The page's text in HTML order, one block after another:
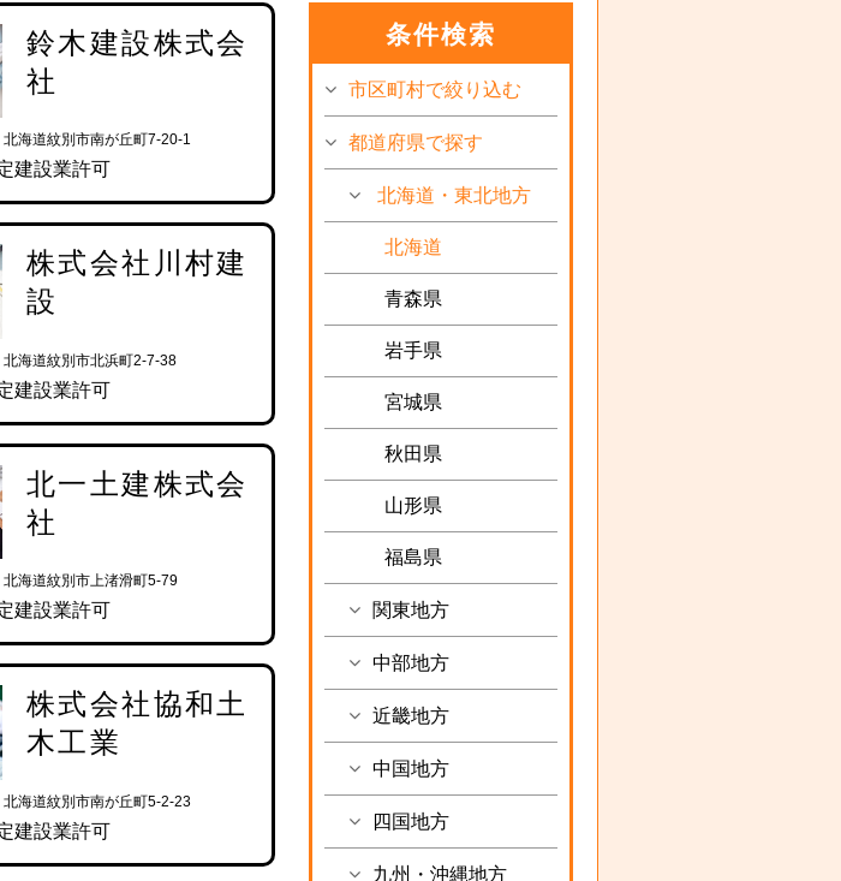
条件検索
市区町村で絞り込む
都道府県で探す
北海道・東北地方
北海道
青森県
岩手県
宮城県
秋田県
山形県
福島県
関東地方
中部地方
近畿地方
中国地方
四国地方
九州・沖縄地方
鈴木建設株式会
社
海道紋別市南が丘町7-20-1
建設業許可
株式会社川村建
設
海道紋別市北浜町2-7-38
建設業許可
北一土建株式会
社
海道紋別市上渚滑町5-79
建設業許可
株式会社協和土
木工業
海道紋別市南が丘町5-2-23
建設業許可